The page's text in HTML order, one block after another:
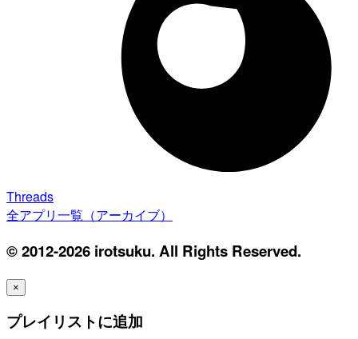
Threads
全アプリ一覧（アーカイブ）
© 2012-2026 irotsuku. All Rights Reserved.
×
プレイリストに追加